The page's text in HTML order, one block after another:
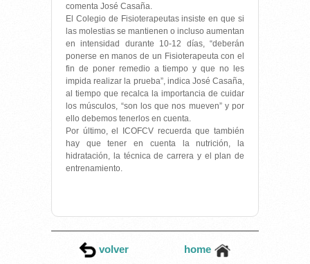
comenta José Casaña.
El Colegio de Fisioterapeutas insiste en que si
las molestias se mantienen o incluso aumentan
en intensidad durante 10-12 días, “deberán
ponerse en manos de un Fisioterapeuta con el
fin de poner remedio a tiempo y que no les
impida realizar la prueba”, indica José Casaña,
al tiempo que recalca la importancia de cuidar
los músculos, “son los que nos mueven” y por
ello debemos tenerlos en cuenta.
Por último, el ICOFCV recuerda que también
hay que tener en cuenta la nutrición, la
hidratación, la técnica de carrera y el plan de
entrenamiento.
volver home